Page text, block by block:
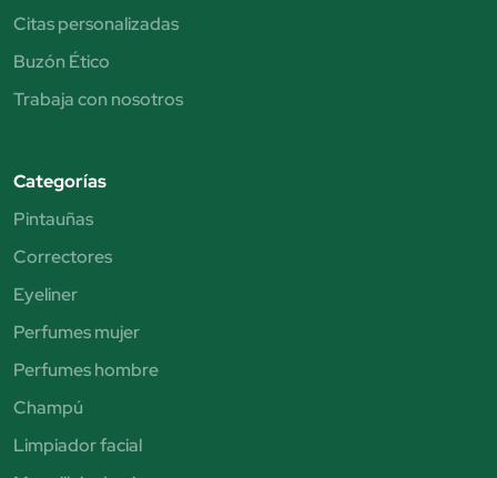
Citas personalizadas
Buzón Ético
Trabaja con nosotros
Categorías
Pintauñas
Correctores
Eyeliner
Perfumes mujer
Perfumes hombre
Champú
Limpiador facial